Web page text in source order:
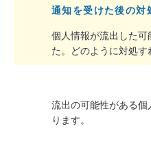
通知を受けた後の対
個人情報が流出した可
た。どのように対処す
流出の可能性がある
ります。